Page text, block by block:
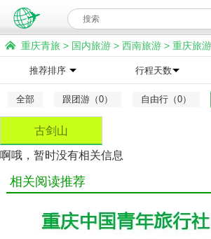
重庆青旅 > 国内旅游 > 西南旅游 > 重庆旅游
旅游 > 古剑山旅游
推荐排序 行程天数
全部 跟团游（0） 自由行（0）
古剑山
啊哦，暂时没有相关信息
相关阅读推荐